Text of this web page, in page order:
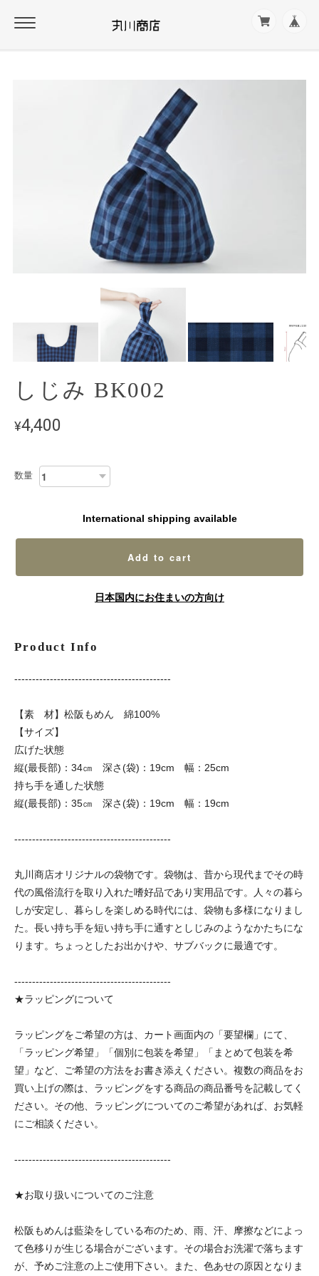
しじみ BK002
¥4,400
数量
International shipping available
Add to cart
日本国内にお住まいの方向け
Product Info
--------------------------------------------
【素 材】松阪もめん 綿100%
【サイズ】
広げた状態
縦(最長部)：34㎝ 深さ(袋)：19cm 幅：25cm
持ち手を通した状態
縦(最長部)：35㎝ 深さ(袋)：19cm 幅：19cm
--------------------------------------------
丸川商店オリジナルの袋物です。袋物は、昔から現代までその時
代の風俗流行を取り入れた嗜好品であり実用品です。人々の暮ら
しが安定し、暮らしを楽しめる時代には、袋物も多様になりまし
た。長い持ち手を短い持ち手に通すとしじみのようなかたちにな
ります。ちょっとしたお出かけや、サブバックに最適です。
--------------------------------------------
★ラッピングについて
ラッピングをご希望の方は、カート画面内の「要望欄」にて、
「ラッピング希望」「個別に包装を希望」「まとめて包装を希
望」など、ご希望の方法をお書き添えください。複数の商品をお
買い上げの際は、ラッピングをする商品の商品番号を記載してく
ださい。その他、ラッピングについてのご希望があれば、お気軽
にご相談ください。
--------------------------------------------
★お取り扱いについてのご注意
松阪もめんは藍染をしている布のため、雨、汗、摩擦などによっ
て色移りが生じる場合がございます。その場合お洗濯で落ちます
が、予めご注意の上ご使用下さい。また、色あせの原因となりま